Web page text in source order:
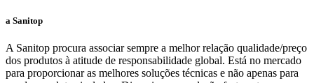
a Sanitop
A Sanitop procura associar sempre a melhor relação qualidade/preço
dos produtos à atitude de responsabilidade global. Está no mercado
para proporcionar as melhores soluções técnicas e não apenas para